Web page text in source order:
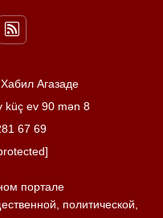
Хабил Агазаде
küç ev 90 mən 8
67 69
портале
политической,